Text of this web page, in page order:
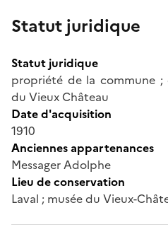
Statut juridique
Statut juridique
propriété de la commune ;
du Vieux Château
Date d'acquisition
1910
Anciennes appartenances
Messager Adolphe
Lieu de conservation
Laval ; musée du Vieux-